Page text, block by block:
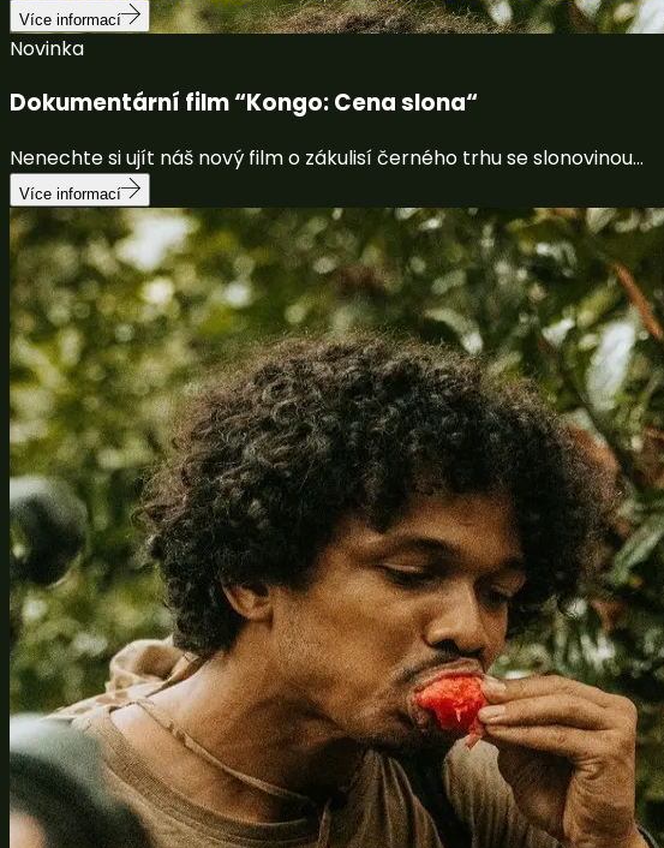
Více informací
Novinka
Dokumentární film “Kongo: Cena slona“
Nenechte si ujít náš nový film o zákulisí černého trhu se slonovinou...
Více informací